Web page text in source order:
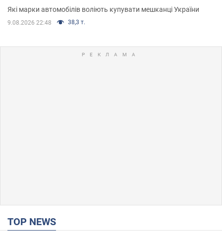
Які марки автомобілів воліють купувати мешканці України
9.08.2026 22:48 38,3 т.
TOP NEWS